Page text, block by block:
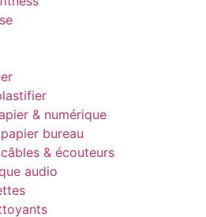
& numérique
bureau
& écouteurs
audio